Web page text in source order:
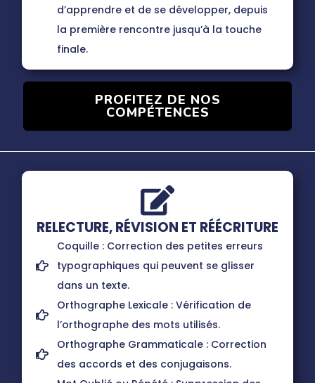
d’apprendre et de se développer, depuis
la première rencontre jusqu’à la touche
finale.
PROFITEZ DE NOS
COMPÉTENCES
RELECTURE, RÉVISION ET RÉÉCRITURE
Coquille : Correction des petites erreurs
typographiques qui peuvent se glisser
dans un texte.
Orthographe Lexicale : Vérification de
l’orthographe des mots utilisés.
Orthographe Grammaticale : Correction
des accords et des conjugaisons.